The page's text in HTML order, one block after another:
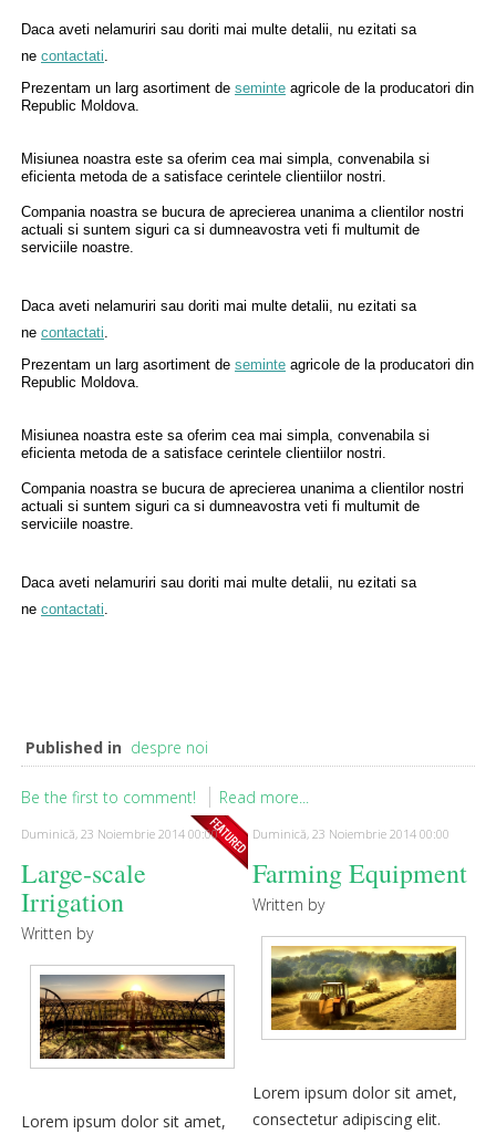
Daca aveti nelamuriri sau doriti mai multe detalii, nu ezitati sa
ne contactati.
Prezentam un larg asortiment de seminte agricole de la producatori din
Republic Moldova.
Misiunea noastra este sa oferim cea mai simpla, convenabila si
eficienta metoda de a satisface cerintele clientiilor nostri.
Compania noastra se bucura de aprecierea unanima a clientilor nostri
actuali si suntem siguri ca si dumneavostra veti fi multumit de
serviciile noastre.
Daca aveti nelamuriri sau doriti mai multe detalii, nu ezitati sa
ne contactati.
Prezentam un larg asortiment de seminte agricole de la producatori din
Republic Moldova.
Misiunea noastra este sa oferim cea mai simpla, convenabila si
eficienta metoda de a satisface cerintele clientiilor nostri.
Compania noastra se bucura de aprecierea unanima a clientilor nostri
actuali si suntem siguri ca si dumneavostra veti fi multumit de
serviciile noastre.
Daca aveti nelamuriri sau doriti mai multe detalii, nu ezitati sa
ne contactati.
Published in despre noi
Be the first to comment! Read more...
Duminică, 23 Noiembrie 2014 00:00
Large-scale
Irrigation
Written by
Lorem ipsum dolor sit amet,
Duminică, 23 Noiembrie 2014 00:00
Farming Equipment
Written by
Lorem ipsum dolor sit amet,
consectetur adipiscing elit.